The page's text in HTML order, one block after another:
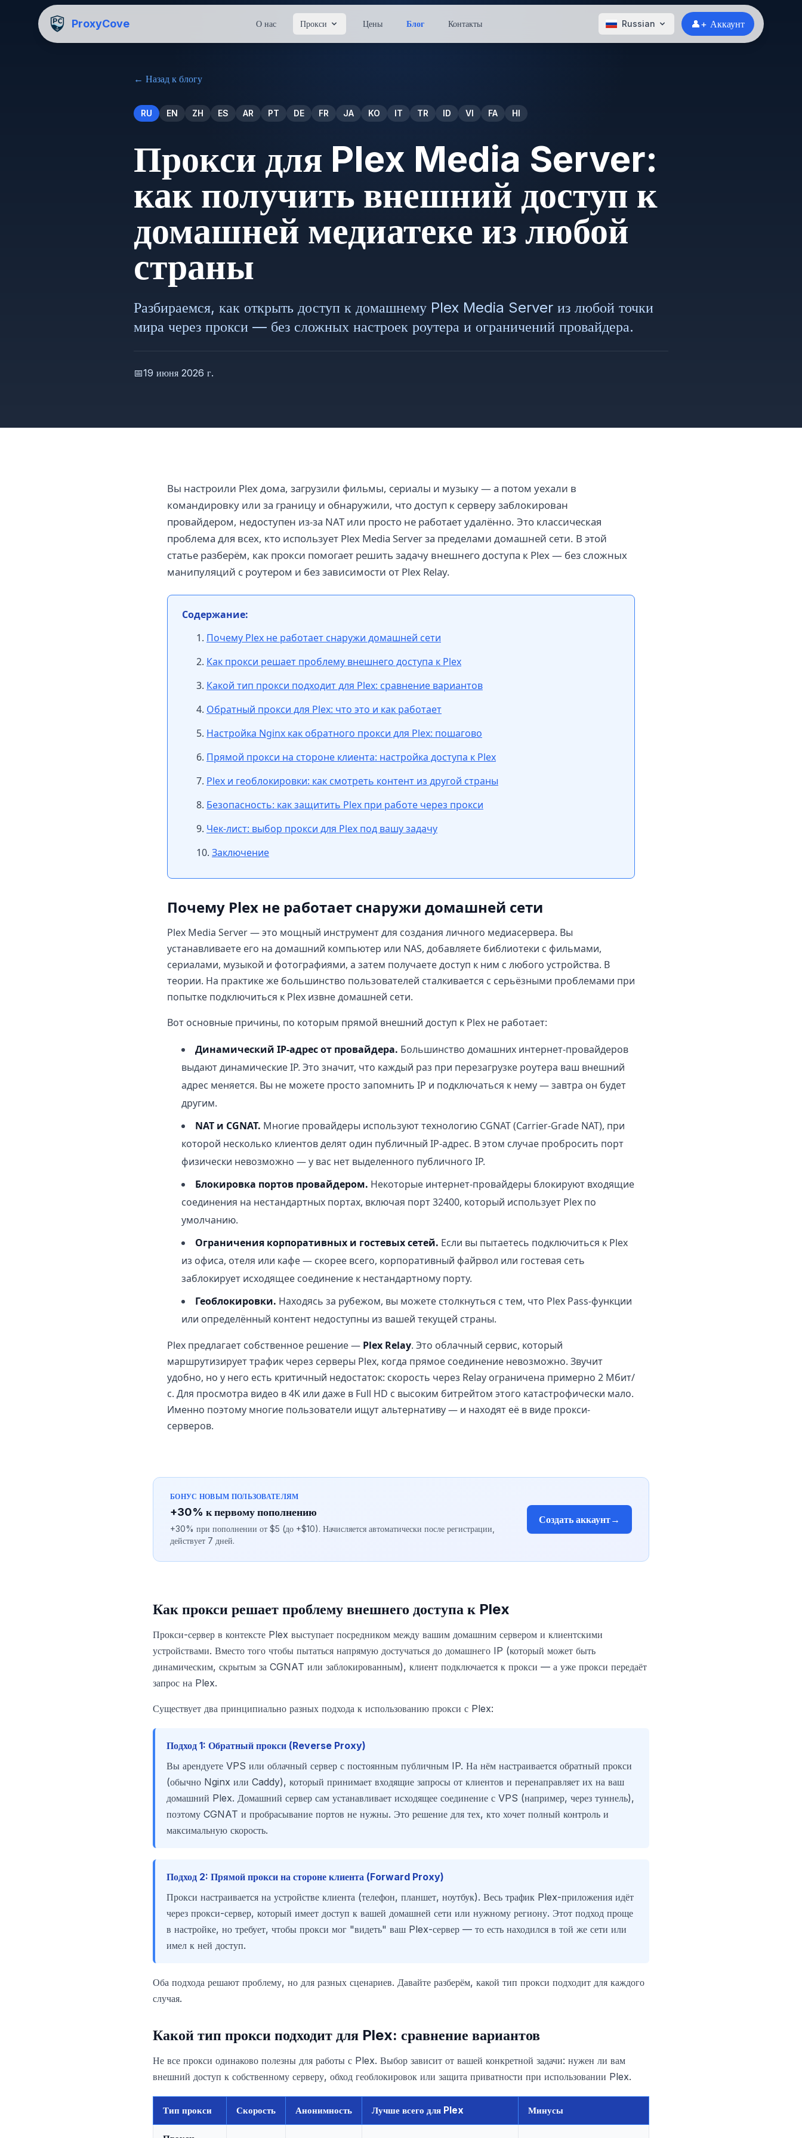
ProxyCove О нас Прокси Цены Блог Контакты Russian 👤+ Аккаунт
← Назад к блогу
RU EN ZH ES AR PT DE FR JA KO IT TR ID VI FA HI
Прокси для Plex Media Server:
как получить внешний доступ к
домашней медиатеке из любой
страны
Разбираемся, как открыть доступ к домашнему Plex Media Server из любой точки
мира через прокси — без сложных настроек роутера и ограничений провайдера.
📅19 июня 2026 г.
Вы настроили Plex дома, загрузили фильмы, сериалы и музыку — а потом уехали в
командировку или за границу и обнаружили, что доступ к серверу заблокирован
провайдером, недоступен из-за NAT или просто не работает удалённо. Это классическая
проблема для всех, кто использует Plex Media Server за пределами домашней сети. В этой
статье разберём, как прокси помогает решить задачу внешнего доступа к Plex — без сложных
манипуляций с роутером и без зависимости от Plex Relay.
Содержание:
Почему Plex не работает снаружи домашней сети
Как прокси решает проблему внешнего доступа к Plex
Какой тип прокси подходит для Plex: сравнение вариантов
Обратный прокси для Plex: что это и как работает
Настройка Nginx как обратного прокси для Plex: пошагово
Прямой прокси на стороне клиента: настройка доступа к Plex
Plex и геоблокировки: как смотреть контент из другой страны
Безопасность: как защитить Plex при работе через прокси
Чек-лист: выбор прокси для Plex под вашу задачу
Заключение
Почему Plex не работает снаружи домашней сети
Plex Media Server — это мощный инструмент для создания личного медиасервера. Вы
устанавливаете его на домашний компьютер или NAS, добавляете библиотеки с фильмами,
сериалами, музыкой и фотографиями, а затем получаете доступ к ним с любого устройства. В
теории. На практике же большинство пользователей сталкивается с серьёзными проблемами при
попытке подключиться к Plex извне домашней сети.
Вот основные причины, по которым прямой внешний доступ к Plex не работает:
Динамический IP-адрес от провайдера. Большинство домашних интернет-провайдеров
выдают динамические IP. Это значит, что каждый раз при перезагрузке роутера ваш внешний
адрес меняется. Вы не можете просто запомнить IP и подключаться к нему — завтра он будет
другим.
NAT и CGNAT. Многие провайдеры используют технологию CGNAT (Carrier-Grade NAT), при
которой несколько клиентов делят один публичный IP-адрес. В этом случае пробросить порт
физически невозможно — у вас нет выделенного публичного IP.
Блокировка портов провайдером. Некоторые интернет-провайдеры блокируют входящие
соединения на нестандартных портах, включая порт 32400, который использует Plex по
умолчанию.
Ограничения корпоративных и гостевых сетей. Если вы пытаетесь подключиться к Plex
из офиса, отеля или кафе — скорее всего, корпоративный файрвол или гостевая сеть
заблокирует исходящее соединение к нестандартному порту.
Геоблокировки. Находясь за рубежом, вы можете столкнуться с тем, что Plex Pass-функции
или определённый контент недоступны из вашей текущей страны.
Plex предлагает собственное решение — Plex Relay. Это облачный сервис, который
маршрутизирует трафик через серверы Plex, когда прямое соединение невозможно. Звучит
удобно, но у него есть критичный недостаток: скорость через Relay ограничена примерно 2 Мбит/
с. Для просмотра видео в 4K или даже в Full HD с высоким битрейтом этого катастрофически мало.
Именно поэтому многие пользователи ищут альтернативу — и находят её в виде прокси-
серверов.
БОНУС НОВЫМ ПОЛЬЗОВАТЕЛЯМ
+30% к первому пополнению
+30% при пополнении от $5 (до +$10). Начисляется автоматически после регистрации,
действует 7 дней.
Создать аккаунт→
Как прокси решает проблему внешнего доступа к Plex
Прокси-сервер в контексте Plex выступает посредником между вашим домашним сервером и клиентскими
устройствами. Вместо того чтобы пытаться напрямую достучаться до домашнего IP (который может быть
динамическим, скрытым за CGNAT или заблокированным), клиент подключается к прокси — а уже прокси передаёт
запрос на Plex.
Существует два принципиально разных подхода к использованию прокси с Plex:
Подход 1: Обратный прокси (Reverse Proxy)
Вы арендуете VPS или облачный сервер с постоянным публичным IP. На нём настраивается обратный прокси
(обычно Nginx или Caddy), который принимает входящие запросы от клиентов и перенаправляет их на ваш
домашний Plex. Домашний сервер сам устанавливает исходящее соединение с VPS (например, через туннель),
поэтому CGNAT и пробрасывание портов не нужны. Это решение для тех, кто хочет полный контроль и
максимальную скорость.
Подход 2: Прямой прокси на стороне клиента (Forward Proxy)
Прокси настраивается на устройстве клиента (телефон, планшет, ноутбук). Весь трафик Plex-приложения идёт
через прокси-сервер, который имеет доступ к вашей домашней сети или нужному региону. Этот подход проще
в настройке, но требует, чтобы прокси мог "видеть" ваш Plex-сервер — то есть находился в той же сети или
имел к ней доступ.
Оба подхода решают проблему, но для разных сценариев. Давайте разберём, какой тип прокси подходит для каждого
случая.
Какой тип прокси подходит для Plex: сравнение вариантов
Не все прокси одинаково полезны для работы с Plex. Выбор зависит от вашей конкретной задачи: нужен ли вам
внешний доступ к собственному серверу, обход геоблокировок или защита приватности при использовании Plex.
Тип прокси Скорость Анонимность Лучше всего для Plex Минусы